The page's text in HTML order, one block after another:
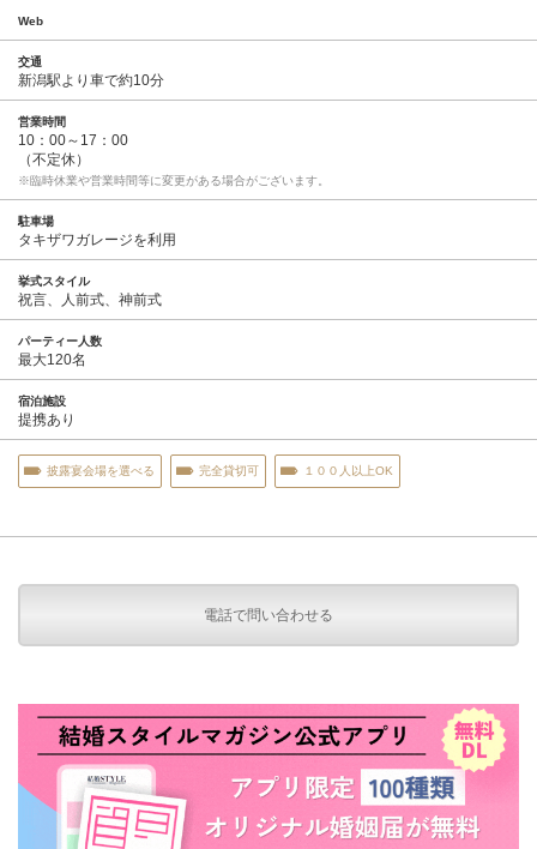
Web
交通
新潟駅より車で約10分
営業時間
10：00～17：00
（不定休）
※臨時休業や営業時間等に変更がある場合がございます。
駐車場
タキザワガレージを利用
挙式スタイル
祝言、人前式、神前式
パーティー人数
最大120名
宿泊施設
提携あり
披露宴会場を選べる 完全貸切可 １００人以上OK
電話で問い合わせる